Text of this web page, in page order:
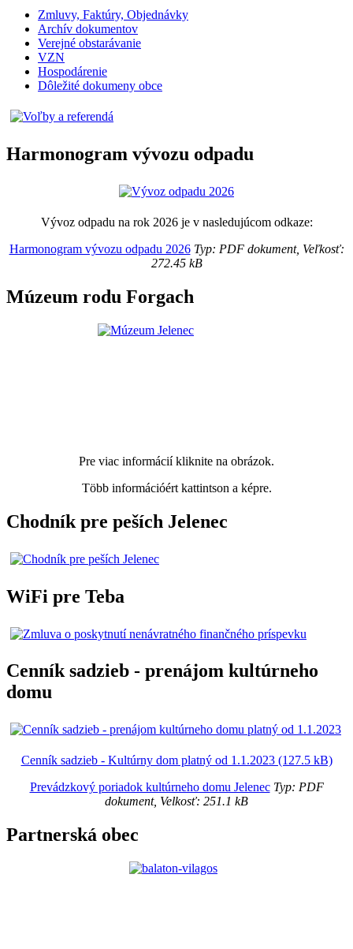
Zmluvy, Faktúry, Objednávky
Archív dokumentov
Verejné obstarávanie
VZN
Hospodárenie
Dôležité dokumeny obce
Harmonogram vývozu odpadu
Vývoz odpadu na rok 2026 je v nasledujúcom odkaze:
Harmonogram vývozu odpadu 2026Typ: PDF dokument, Veľkosť:
272.45 kB
Múzeum rodu Forgach
Pre viac informácií kliknite na obrázok.
Több információért kattintson a képre.
Chodník pre peších Jelenec
WiFi pre Teba
Cenník sadzieb - prenájom kultúrneho
domu
Cenník sadzieb - Kultúrny dom platný od 1.1.2023 (127.5 kB)
Prevádzkový poriadok kultúrneho domu JelenecTyp: PDF
dokument, Velkosť: 251.1 kB
Partnerská obec